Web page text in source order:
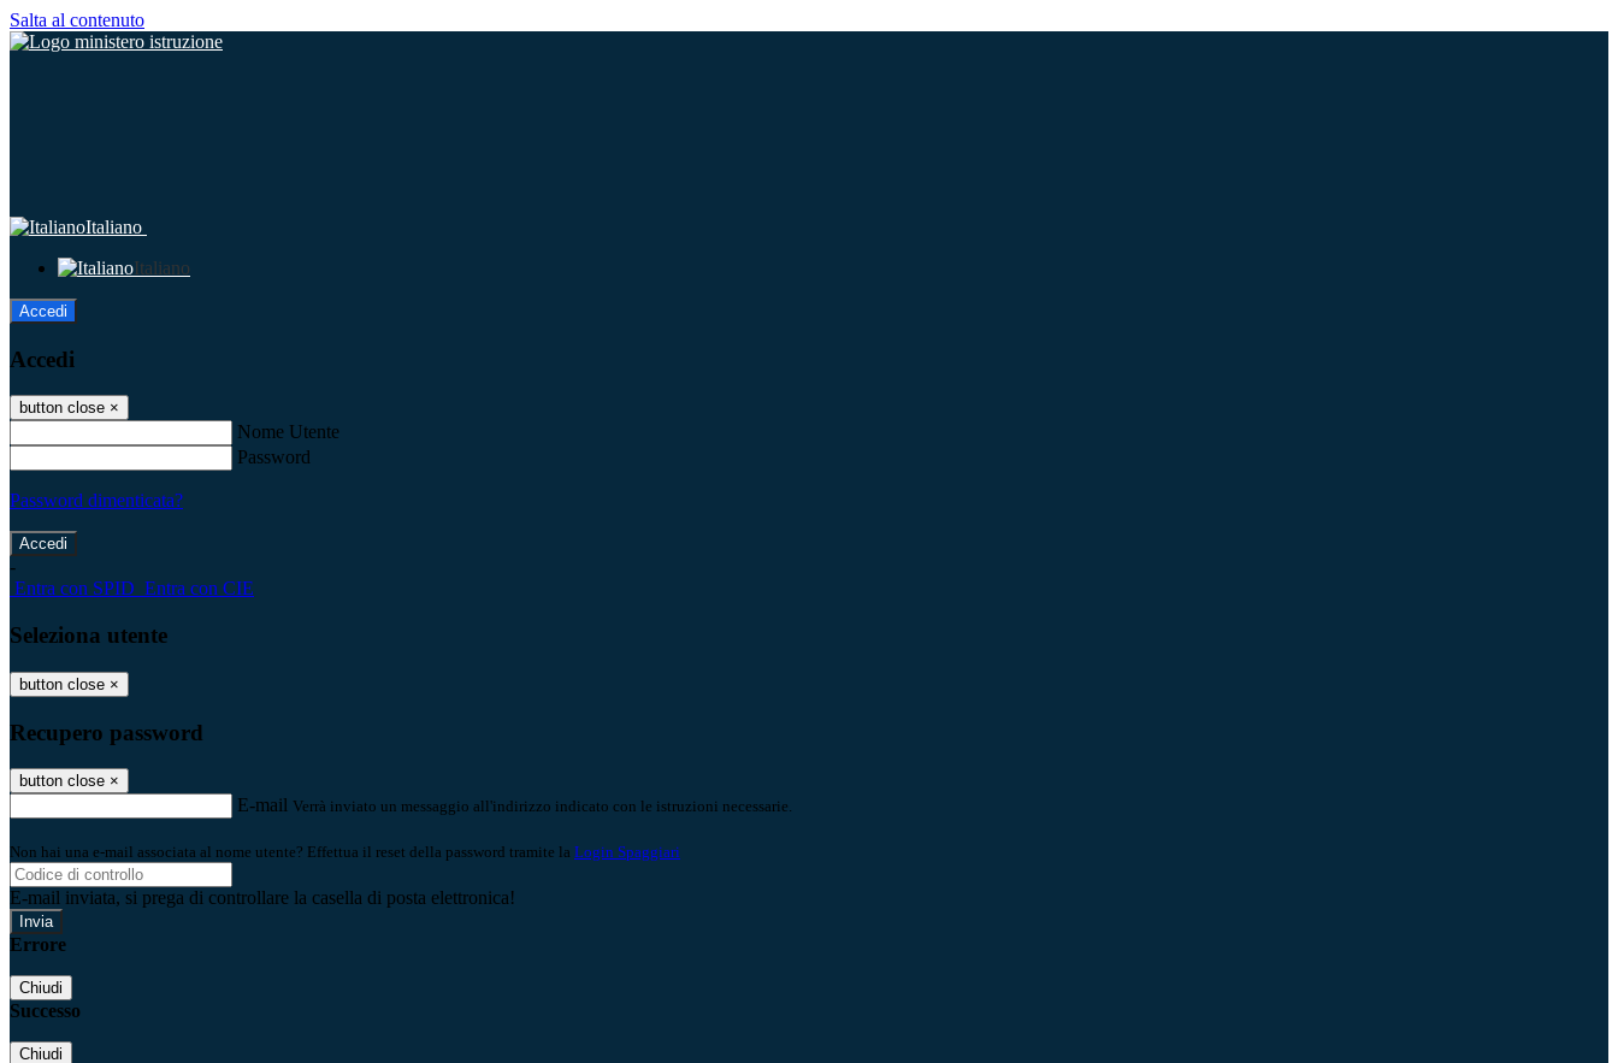
Salta al contenuto
Italiano
Italiano
Accedi
Accedi
button close ×
Nome Utente
Password
Password dimenticata?
-
Entra con SPID Entra con CIE
Seleziona utente
button close ×
Recupero password
button close ×
E-mail Verrà inviato un messaggio all'indirizzo indicato con le istruzioni necessarie.
Non hai una e-mail associata al nome utente? Effettua il reset della password tramite la Login Spaggiari
E-mail inviata, si prega di controllare la casella di posta elettronica!
Errore
Chiudi
Successo
Chiudi